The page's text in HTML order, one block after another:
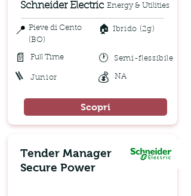
Schneider Electric Energy & Utilities
📍 Pieve di Cento
(BO)
🏠
📄
Ibrido (2g)
Full Time 🕐 Semi-flessibile
🪜 💰
Junior NA
Scopri
Tender Manager
Secure Power